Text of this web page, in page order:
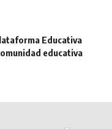
Educativa
educativa